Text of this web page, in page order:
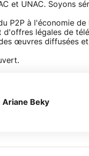
et UNAC. Soyons
P2P à l'économie
d'offres légales de
œuvres diffusées
Ariane Beky